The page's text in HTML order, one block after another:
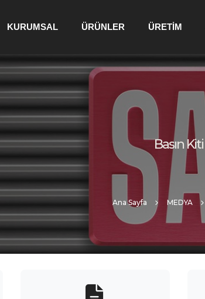
KURUMSAL ÜRÜNLER ÜRETİM
Basın Kiti
Ana Sayfa MEDYA